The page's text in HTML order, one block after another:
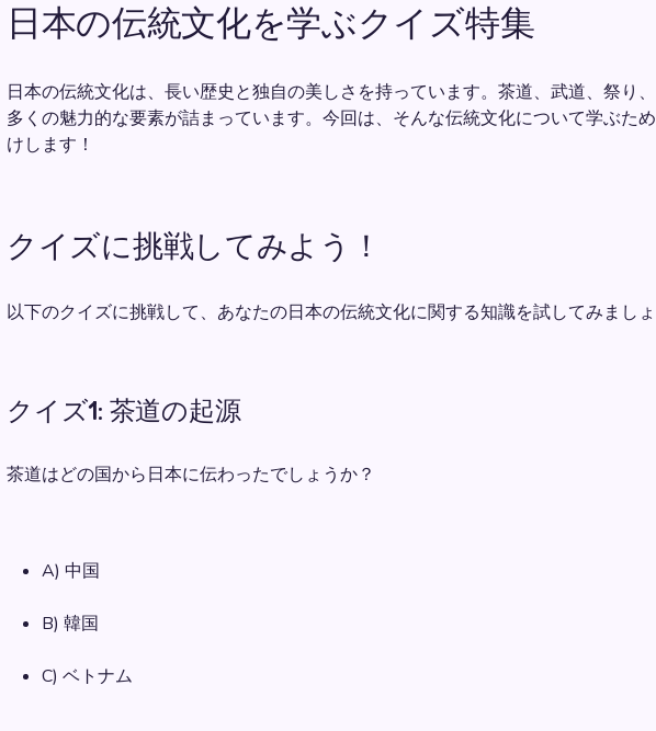
日本の伝統文化を学ぶクイズ特集
日本の伝統文化は、長い歴史と独自の美しさを持っています。茶道、武道、祭り
多くの魅力的な要素が詰まっています。今回は、そんな伝統文化について学ぶた
けします！
クイズに挑戦してみよう！
以下のクイズに挑戦して、あなたの日本の伝統文化に関する知識を試してみまし
クイズ1: 茶道の起源
茶道はどの国から日本に伝わったでしょうか？
A) 中国
B) 韓国
C) ベトナム